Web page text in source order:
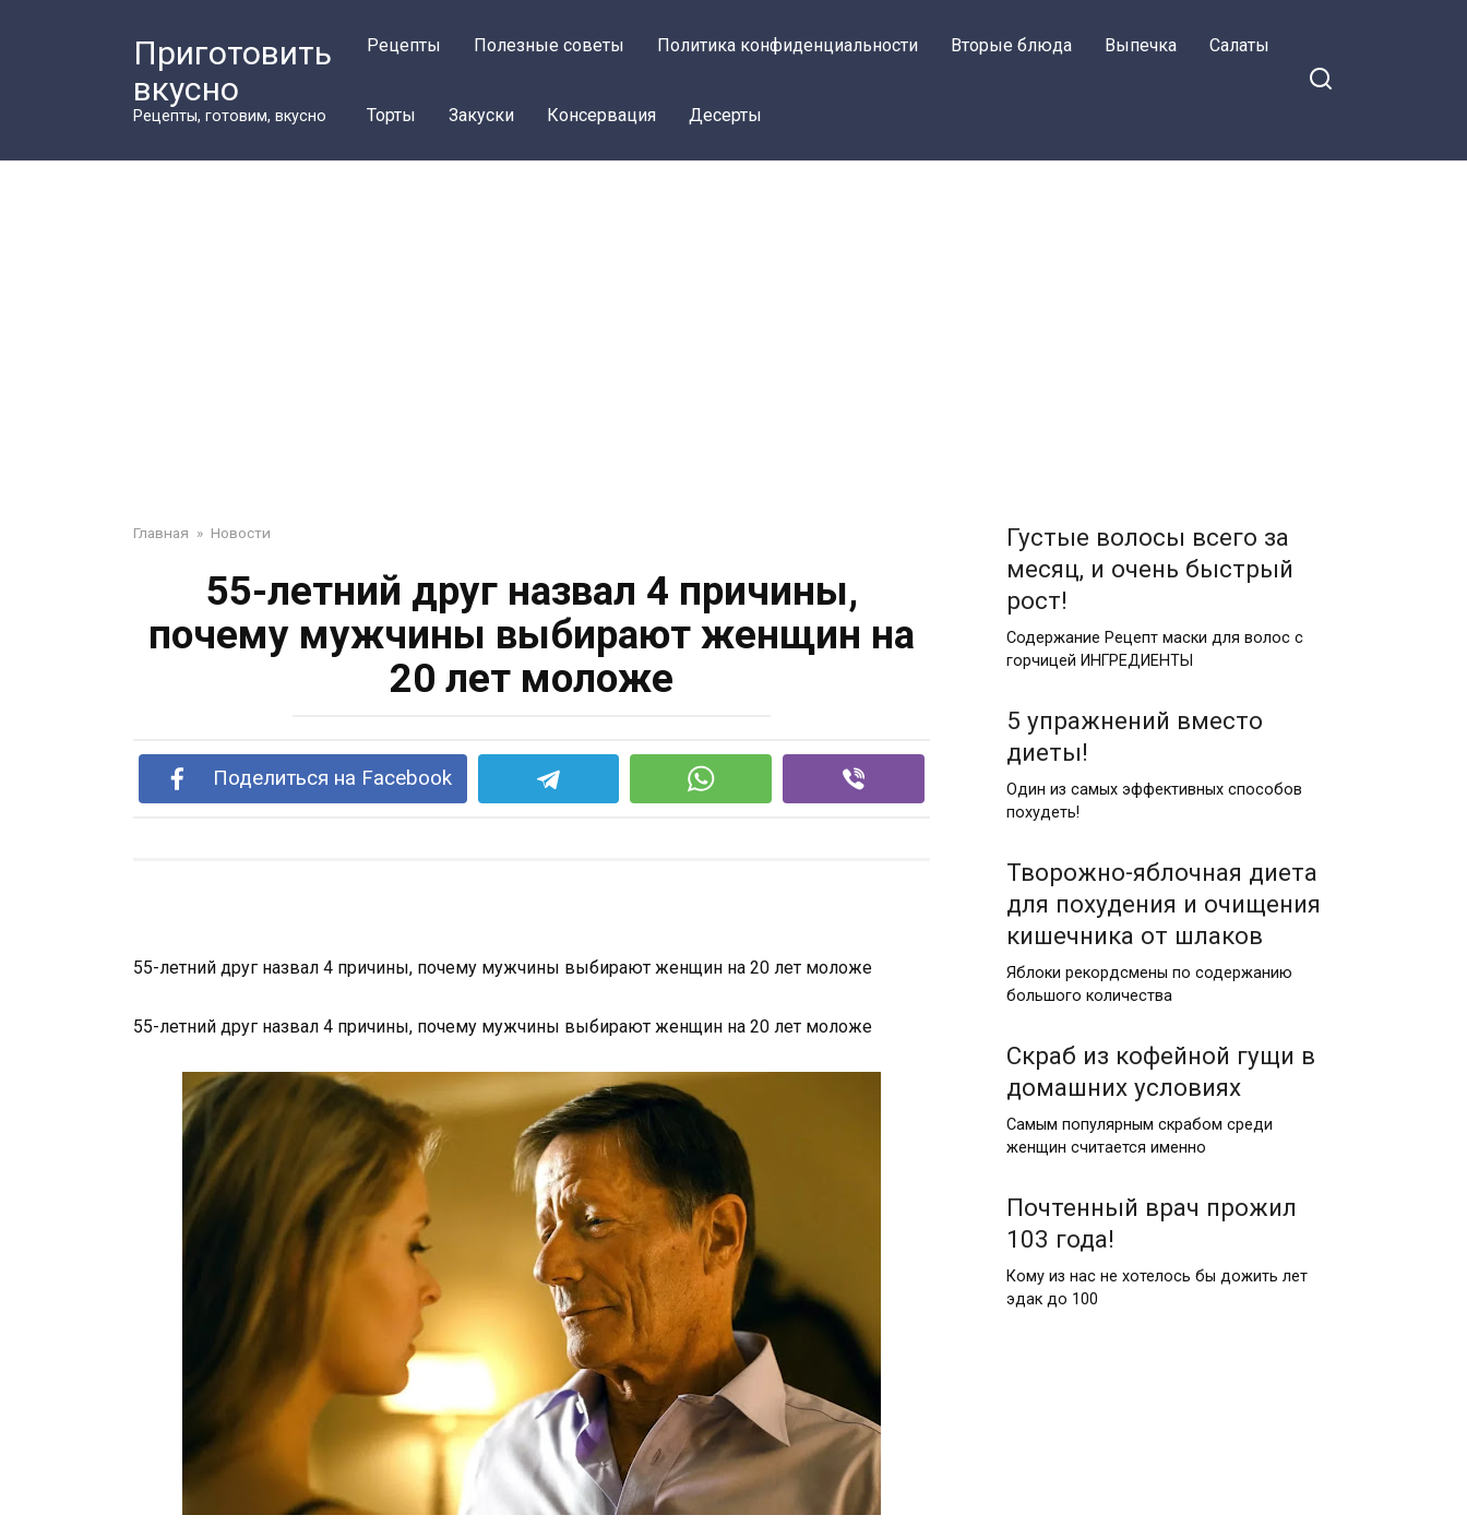
Приготовить
вкусно
Рецепты, готовим, вкусно
Рецепты Полезные советы Политика конфиденциальности Вторые блюда Выпечка Салаты
Торты Закуски Консервация Десерты
Главная » Новости
55-летний друг назвал 4 причины,
почему мужчины выбирают женщин на
20 лет моложе
Поделиться на Facebook
55-летний друг назвал 4 причины, почему мужчины выбирают женщин на 20 лет моложе
55-летний друг назвал 4 причины, почему мужчины выбирают женщин на 20 лет моложе
Густые волосы всего за
месяц, и очень быстрый
рост!
Содержание Рецепт маски для волос с
горчицей ИНГРЕДИЕНТЫ
5 упражнений вместо
диеты!
Один из самых эффективных способов
похудеть!
Творожно-яблочная диета
для похудения и очищения
кишечника от шлаков
Яблоки рекордсмены по содержанию
большого количества
Скраб из кофейной гущи в
домашних условиях
Самым популярным скрабом среди
женщин считается именно
Почтенный врач прожил
103 года!
Кому из нас не хотелось бы дожить лет
эдак до 100